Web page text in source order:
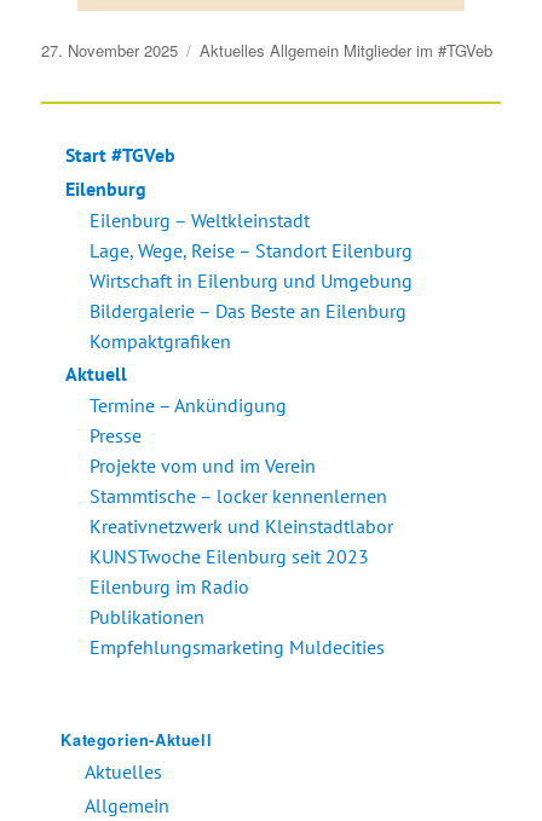
Veröffentlicht
27. November 2025 Aktuelles Allgemein Mitglieder im #TGVeb
Start #TGVeb
Eilenburg
Eilenburg – Weltkleinstadt
Lage, Wege, Reise – Standort Eilenburg
Wirtschaft in Eilenburg und Umgebung
Bildergalerie – Das Beste an Eilenburg
Kompaktgrafiken
Aktuell
Termine – Ankündigung
Presse
Projekte vom und im Verein
Stammtische – locker kennenlernen
Kreativnetzwerk und Kleinstadtlabor
KUNSTwoche Eilenburg seit 2023
Eilenburg im Radio
Publikationen
Empfehlungsmarketing Muldecities
Kategorien-Aktuell
Aktuelles
Allgemein